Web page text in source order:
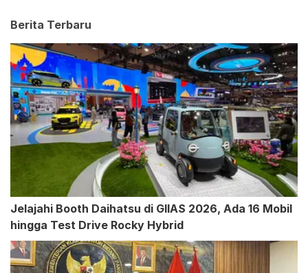
Berita Terbaru
Jelajahi Booth Daihatsu di GIIAS 2026, Ada 16 Mobil
hingga Test Drive Rocky Hybrid